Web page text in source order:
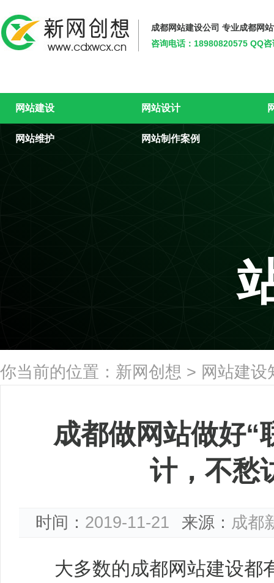
成都网站建设公司 专业成都网
咨询电话：18980820575 QQ咨
网站建设 网站设计
网站维护 网站制作案例
你当前的位置： 新网创想 > 网站建设
成都做网站做好“
计，不愁
时间： 2019-11-21 来源： 成都
大多数的成都网站建设都